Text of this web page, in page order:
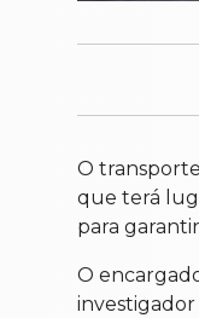
O
que terá
para
O